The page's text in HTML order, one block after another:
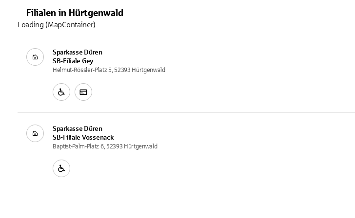
Filialen in Hürtgenwald
Sparkasse Düren
SB-Filiale Gey
Helmut-Rössler-Platz 5, 52393 Hürtgenwald
Sparkasse Düren
SB-Filiale Vossenack
Baptist-Palm-Platz 6, 52393 Hürtgenwald
Loading (MapContainer)